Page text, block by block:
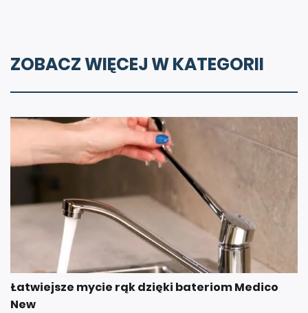
ZOBACZ WIĘCEJ W KATEGORII
Łatwiejsze mycie rąk dzięki bateriom Medico
New